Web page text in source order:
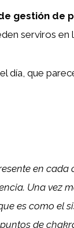
gestión de
serviros en
día, que
en
Una vez
es como el
de